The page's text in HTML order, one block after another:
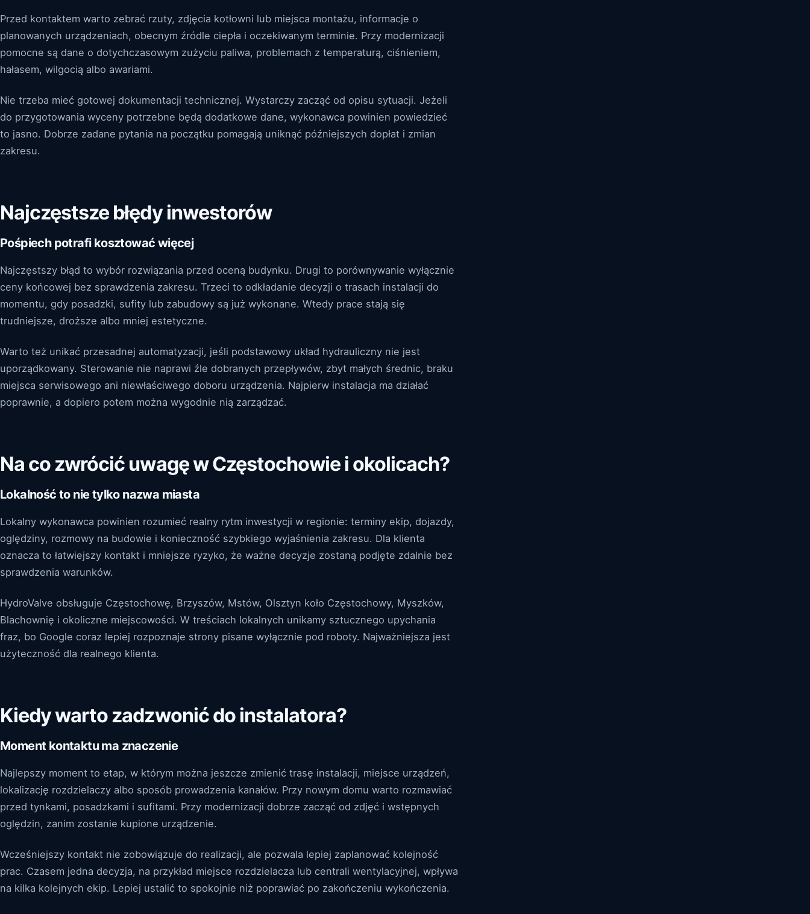
Przed kontaktem warto zebrać rzuty, zdjęcia kotłowni lub miejsca montażu, informacje o
planowanych urządzeniach, obecnym źródle ciepła i oczekiwanym terminie. Przy modernizacji
pomocne są dane o dotychczasowym zużyciu paliwa, problemach z temperaturą, ciśnieniem,
hałasem, wilgocią albo awariami.
Nie trzeba mieć gotowej dokumentacji technicznej. Wystarczy zacząć od opisu sytuacji. Jeżeli
do przygotowania wyceny potrzebne będą dodatkowe dane, wykonawca powinien powiedzieć
to jasno. Dobrze zadane pytania na początku pomagają uniknąć późniejszych dopłat i zmian
zakresu.
Najczęstsze błędy inwestorów
Pośpiech potrafi kosztować więcej
Najczęstszy błąd to wybór rozwiązania przed oceną budynku. Drugi to porównywanie wyłącznie
ceny końcowej bez sprawdzenia zakresu. Trzeci to odkładanie decyzji o trasach instalacji do
momentu, gdy posadzki, sufity lub zabudowy są już wykonane. Wtedy prace stają się
trudniejsze, droższe albo mniej estetyczne.
Warto też unikać przesadnej automatyzacji, jeśli podstawowy układ hydrauliczny nie jest
uporządkowany. Sterowanie nie naprawi źle dobranych przepływów, zbyt małych średnic, braku
miejsca serwisowego ani niewłaściwego doboru urządzenia. Najpierw instalacja ma działać
poprawnie, a dopiero potem można wygodnie nią zarządzać.
Na co zwrócić uwagę w Częstochowie i okolicach?
Lokalność to nie tylko nazwa miasta
Lokalny wykonawca powinien rozumieć realny rytm inwestycji w regionie: terminy ekip, dojazdy,
oględziny, rozmowy na budowie i konieczność szybkiego wyjaśnienia zakresu. Dla klienta
oznacza to łatwiejszy kontakt i mniejsze ryzyko, że ważne decyzje zostaną podjęte zdalnie bez
sprawdzenia warunków.
HydroValve obsługuje Częstochowę, Brzyszów, Mstów, Olsztyn koło Częstochowy, Myszków,
Blachownię i okoliczne miejscowości. W treściach lokalnych unikamy sztucznego upychania
fraz, bo Google coraz lepiej rozpoznaje strony pisane wyłącznie pod roboty. Najważniejsza jest
użyteczność dla realnego klienta.
Kiedy warto zadzwonić do instalatora?
Moment kontaktu ma znaczenie
Najlepszy moment to etap, w którym można jeszcze zmienić trasę instalacji, miejsce urządzeń,
lokalizację rozdzielaczy albo sposób prowadzenia kanałów. Przy nowym domu warto rozmawiać
przed tynkami, posadzkami i sufitami. Przy modernizacji dobrze zacząć od zdjęć i wstępnych
oględzin, zanim zostanie kupione urządzenie.
Wcześniejszy kontakt nie zobowiązuje do realizacji, ale pozwala lepiej zaplanować kolejność
prac. Czasem jedna decyzja, na przykład miejsce rozdzielacza lub centrali wentylacyjnej, wpływa
na kilka kolejnych ekip. Lepiej ustalić to spokojnie niż poprawiać po zakończeniu wykończenia.